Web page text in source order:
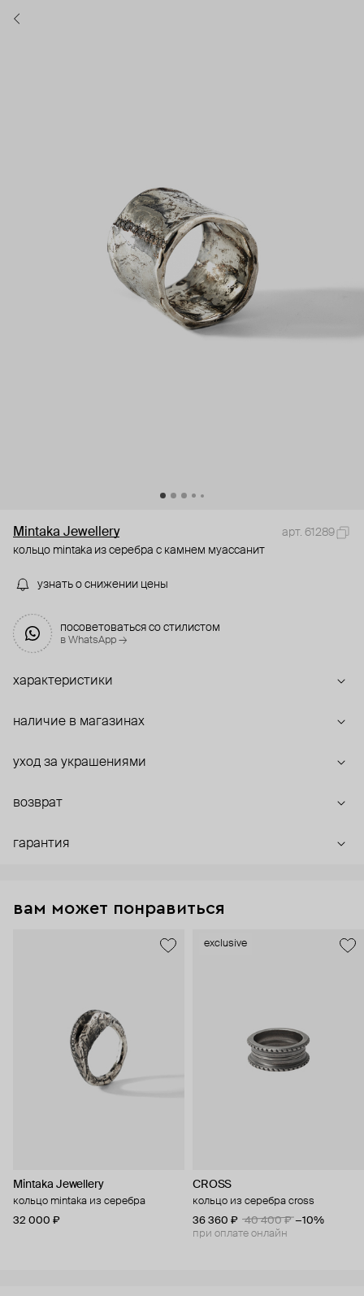
Mintaka Jewellery
арт. 61289
кольцо mintaka из серебра с камнем муассанит
узнать о снижении цены
посоветоваться со стилистом
в WhatsApp →
характеристики
наличие в магазинах
уход за украшениями
возврат
гарантия
вам может понравиться
Mintaka Jewellery
кольцо mintaka из серебра
32 000 ₽
exclusive
CROSS
кольцо из серебра cross
36 360 ₽
40 400 ₽ −10%
при оплате онлайн